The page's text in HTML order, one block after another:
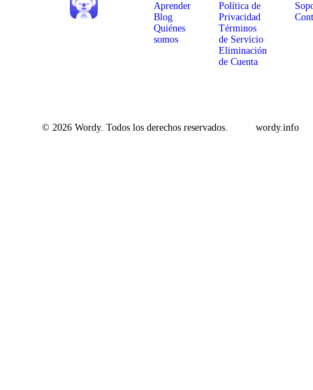
Aprender
Blog
Quiénes
somos
Política de
Privacidad
Términos
de Servicio
Eliminación
de Cuenta
© 2026 Wordy. Todos los derechos reservados. wordy.info